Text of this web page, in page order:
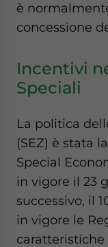
è
concessione
Incentivi
Speciali
La politica
(SEZ) è stata
Special
in vigore il 23
successivo, il
in vigore le
caratteristiche